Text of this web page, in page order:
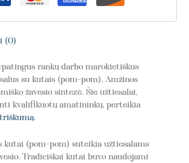
(0)
rankų darbo marokietiškus
su kutais (pom-pom). Amžinos
žavesio sintezė. Šie užtiesalai,
kvalifikuotų amatininkų, perteikia
.
kutai (pom-pom) suteikia užtiesalams
Tradiciškai kutai buvo naudojami